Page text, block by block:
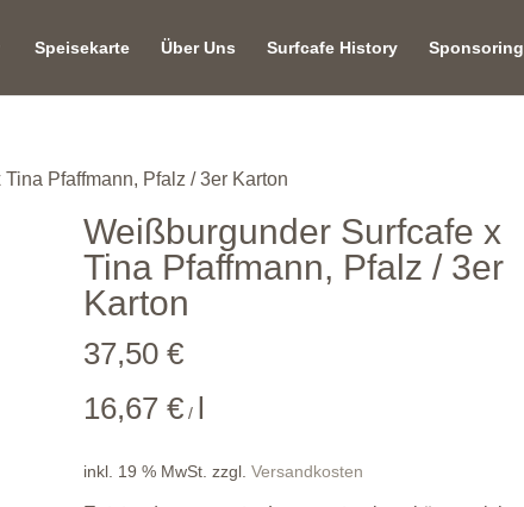
Speisekarte Über Uns Surfcafe History Sponsoring
Pfaffmann, Pfalz / 3er Karton
Weißburgunder Surfcafe x
Tina Pfaffmann, Pfalz / 3er
Karton
37,50€
16,67€ / l
inkl. 19 % MwSt. zzgl.Versandkosten